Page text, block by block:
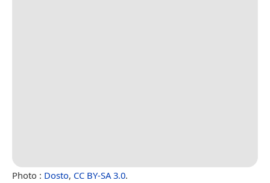
Photo : Dosto, CC BY-SA 3.0.